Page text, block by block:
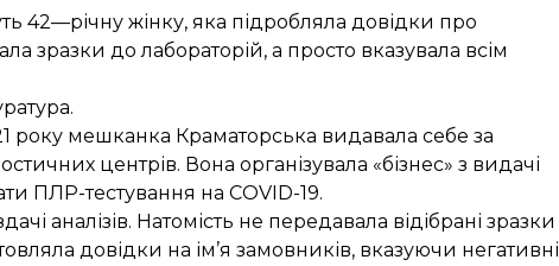
42—річну жінку, яка підробляла довідки про
зразки до лабораторій, а просто вказувала всім
року мешканка Краматорська видавала себе за
центрів. Вона організувала «бізнес» з видачі
ПЛР-тестування на COVID-19.
аналізів. Натомість не передавала відібрані зразки
довідки на ім’я замовників, вказуючи негативні